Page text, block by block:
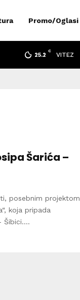
Promo/Oglasi
25.2
C
VITEZ
Šarića –
posebnim projektom
koja pripada
Šibici....